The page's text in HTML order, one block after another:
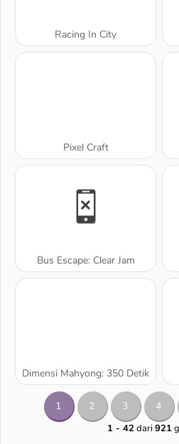
Racing In City
Pixel Craft
Bus Escape: Clear Jam
Dimensi Mahyong: 350 Detik
1 2 3 4
1 - 42dari921